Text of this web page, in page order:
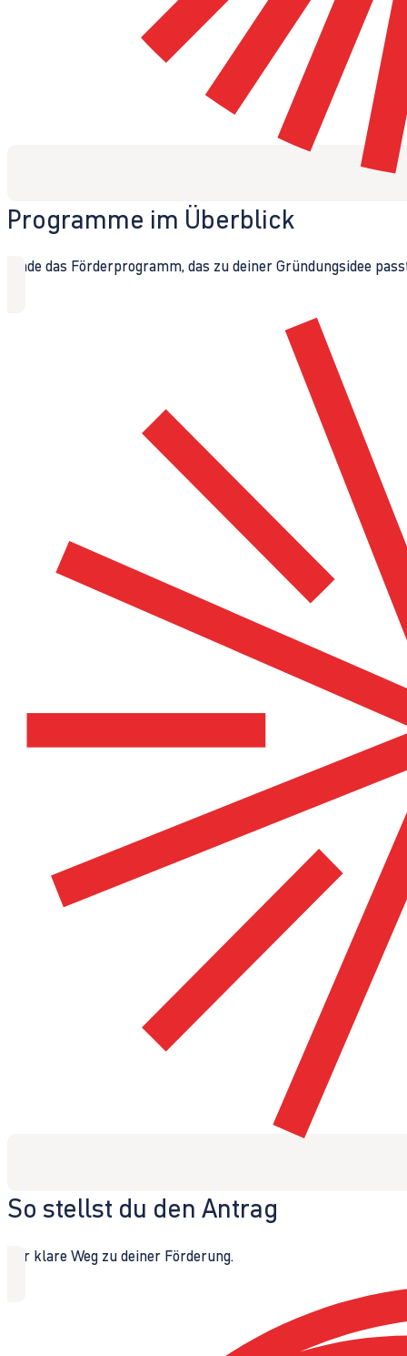
Programme im Überblick
Finde das Förderprogramm, das zu deiner Gründungsidee
So stellst du den Antrag
Der klare Weg zu deiner Förderung.